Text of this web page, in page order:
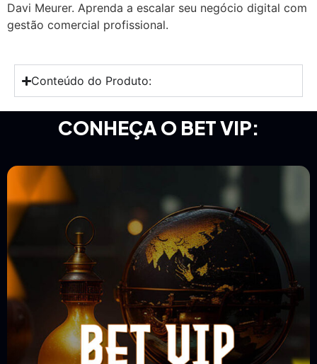
Davi Meurer. Aprenda a escalar seu negócio digital com
gestão comercial profissional.
Conteúdo do Produto:
CONHEÇA O BET VIP: